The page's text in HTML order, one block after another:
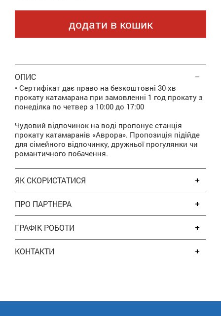
додати в кошик
ОПИС
• Сертифікат дає право на безкоштовні 30 хв
прокату катамарана при замовленні 1 год прокату з
понеділка по четвер з 10:00 до 17:00
Чудовий відпочинок на воді пропонує станція
прокату катамаранів «Аврора». Пропозиція підійде
для сімейного відпочинку, дружньої прогулянки чи
романтичного побачення.
ЯК СКОРИСТАТИСЯ
ПРО ПАРТНЕРА
ГРАФІК РОБОТИ
КОНТАКТИ